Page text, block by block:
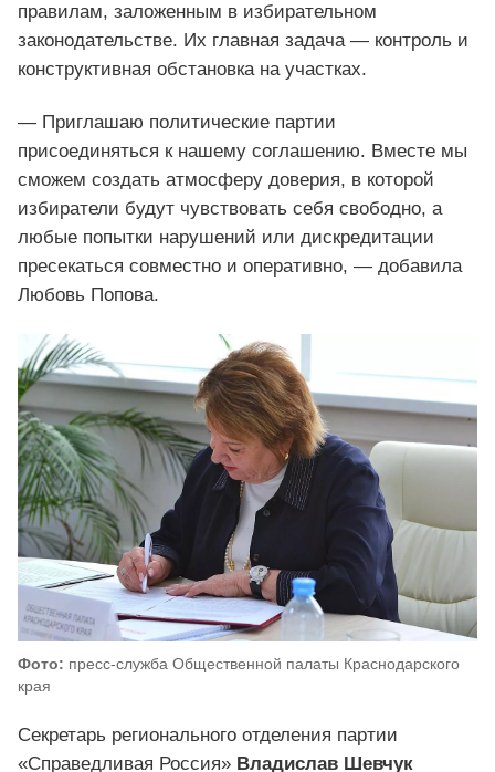
правилам, заложенным в избирательном
законодательстве. Их главная задача — контроль и
конструктивная обстановка на участках.
— Приглашаю политические партии
присоединяться к нашему соглашению. Вместе мы
сможем создать атмосферу доверия, в которой
избиратели будут чувствовать себя свободно, а
любые попытки нарушений или дискредитации
пресекаться совместно и оперативно, — добавила
Любовь Попова.
Фото: пресс-служба Общественной палаты Краснодарского
края
Секретарь регионального отделения партии
«Справедливая Россия» Владислав Шевчук